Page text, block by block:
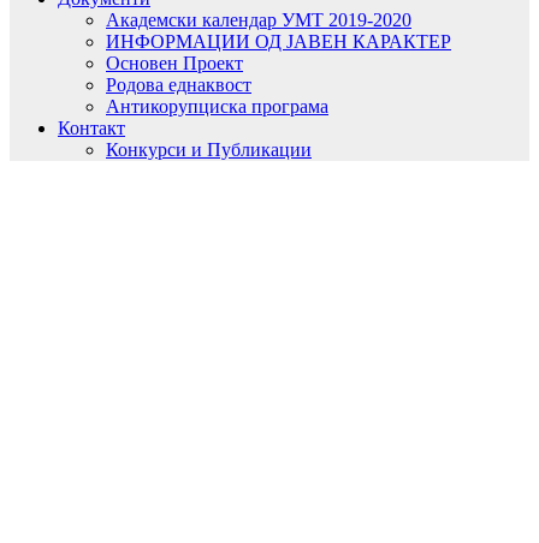
Академски календар УМТ 2019-2020
ИНФОРМАЦИИ ОД ЈАВЕН КАРАКТЕР
Основен Проект
Родова еднаквост
Антикорупциска програма
Контакт
Конкурси и Публикации